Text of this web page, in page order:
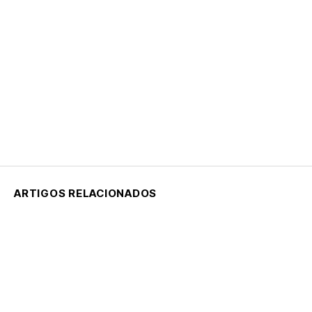
ARTIGOS RELACIONADOS